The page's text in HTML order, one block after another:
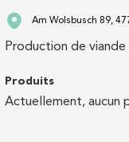
Am Wolsbusch 89,
Production de
Produits
Actuellement, aucun